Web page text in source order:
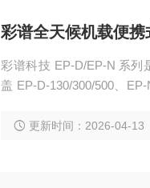
彩谱全天候机载便
彩谱科技 EP-D/EP-N 系列
盖 EP-D-130/300/500、
PL、夜间 EL 三种核心功
更新时间：2026-04-13